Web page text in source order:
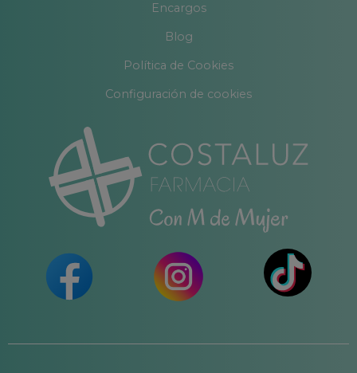
Encargos
Blog
Política de Cookies
Configuración de cookies